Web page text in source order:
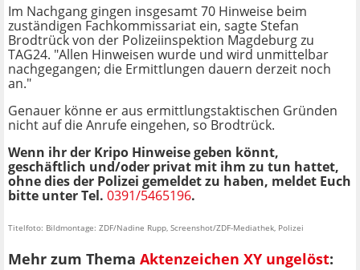
Im Nachgang gingen insgesamt 70 Hinweise beim
zuständigen Fachkommissariat ein, sagte Stefan
Brodtrück von der Polizeiinspektion Magdeburg zu
TAG24. "Allen Hinweisen wurde und wird unmittelbar
nachgegangen; die Ermittlungen dauern derzeit noch
an."
Genauer könne er aus ermittlungstaktischen Gründen
nicht auf die Anrufe eingehen, so Brodtrück.
Wenn ihr der Kripo Hinweise geben könnt,
geschäftlich und/oder privat mit ihm zu tun hattet,
ohne dies der Polizei gemeldet zu haben, meldet Euch
bitte unter Tel. 0391/5465196.
Titelfoto: Bildmontage: ZDF/Nadine Rupp, Screenshot/ZDF-Mediathek, Polizei
Mehr zum Thema Aktenzeichen XY ungelöst: